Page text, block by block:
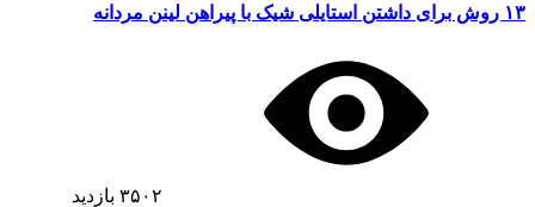
۱۳ روش برای داشتن استایلی شیک با پیراهن لینن مردانه
۳۵۰۲ بازدید